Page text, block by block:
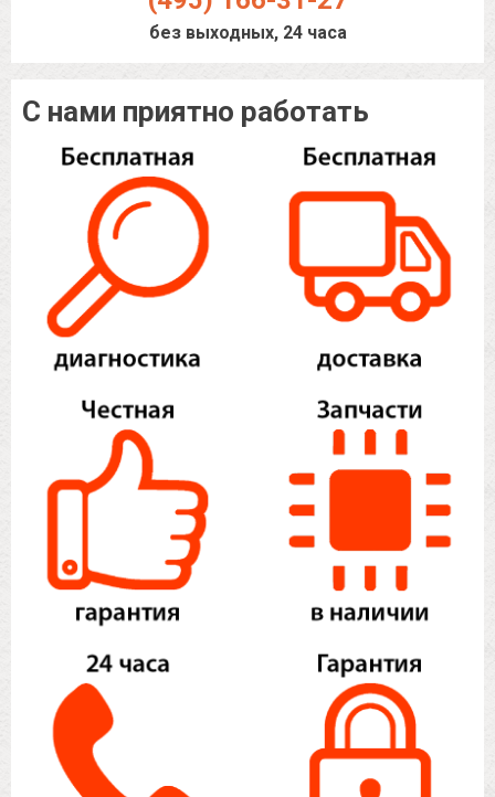
без выходных, 24 часа
С нами приятно работать